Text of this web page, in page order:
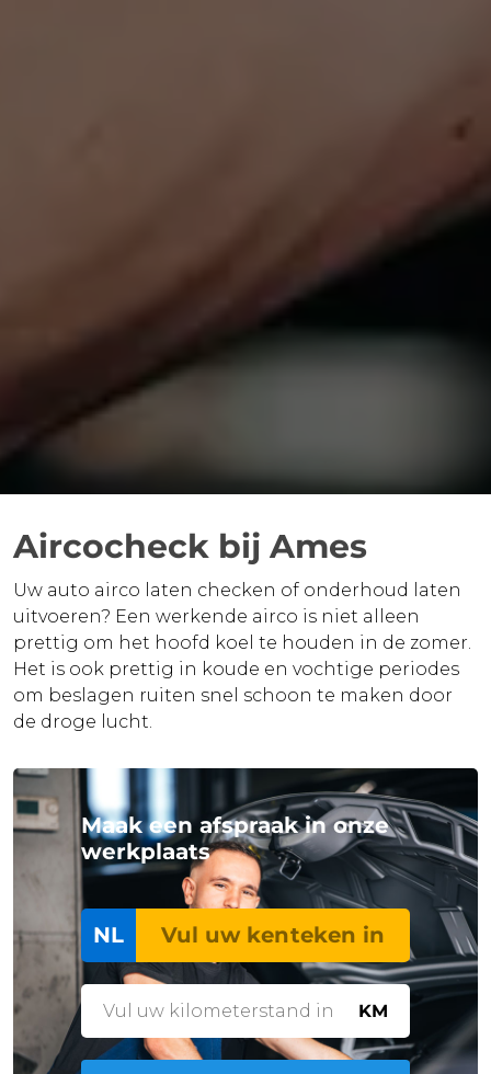
Aircocheck bij Ames
Uw auto airco laten checken of onderhoud laten
uitvoeren? Een werkende airco is niet alleen
prettig om het hoofd koel te houden in de zomer.
Het is ook prettig in koude en vochtige periodes
om beslagen ruiten snel schoon te maken door
de droge lucht.
Maak een afspraak in onze
werkplaats
NL
KM